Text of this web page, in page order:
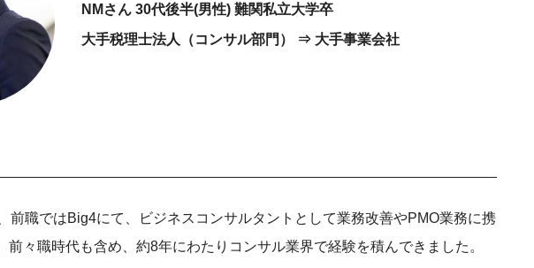
NMさん 30代後半(男性) 難関私立大学卒
大手税理士法人（コンサル部門） ⇒ 大手事業会社
前職ではBig4にて、ビジネスコンサルタントとして業務改善やPMO業務に携
前々職時代も含め、約8年にわたりコンサル業界で経験を積んできました。